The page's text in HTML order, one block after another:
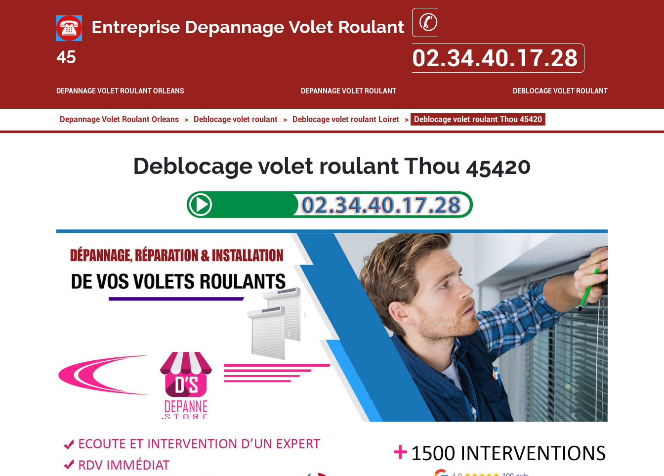
Entreprise Depannage Volet Roulant
45
✆
02.34.40.17.28
DEPANNAGE VOLET ROULANT ORLEANS DEPANNAGE VOLET ROULANT DEBLOCAGE VOLET ROULANT
Depannage Volet Roulant Orleans > Deblocage volet roulant > Deblocage volet roulant Loiret > Deblocage volet roulant Thou 45420
Deblocage volet roulant Thou 45420